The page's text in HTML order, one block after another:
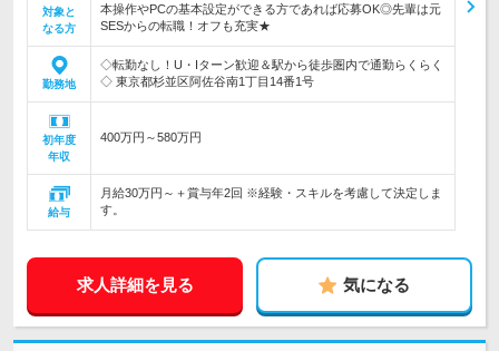
対象と
なる方
本操作やPCの基本設定ができる方であれば応募OK◎先輩は元
SESからの転職！オフも充実★
勤務地
◇転勤なし！U・Iターン歓迎＆駅から徒歩圏内で通勤らくらく
◇ 東京都杉並区阿佐谷南1丁目14番1号
初年度
年収
400万円～580万円
給与
月給30万円～＋賞与年2回 ※経験・スキルを考慮して決定しま
す。
求人詳細を見る 気になる